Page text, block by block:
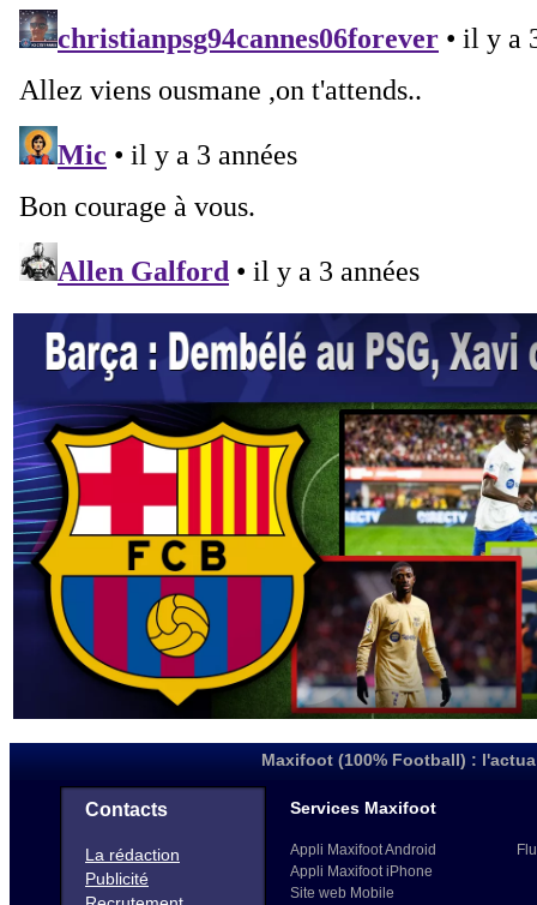
Maxifoot (100% Football) :
Contacts
La rédaction
Publicité
Services Maxifoot
Appli Maxifoot Android
Appli Maxifoot iPhone
Site web Mobile